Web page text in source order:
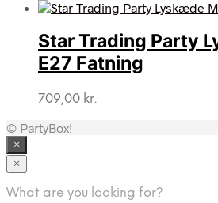
Star Trading Party
E27 Fatning
709,00 kr.
© PartyBox!
×
×
What are you looking for?